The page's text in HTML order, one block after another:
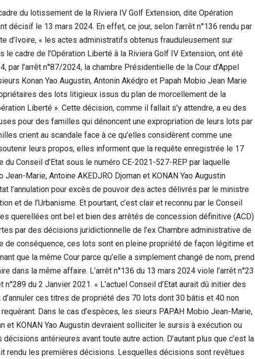
du lotissement de la Riviera IV Golf Extension, dite Opération
décisif le 13 mars 2024. En effet, ce jour, selon l’arrêt n°136 rendu par
d’Ivoire, « les actes administratifs obtenus frauduleusement sur
cadre de l’Opération Liberté à la Riviera Golf IV Extension, ont été
par l’arrêt n°87/2024, la chambre Présidentielle de la Cour d’Appel
Konan Yao Augustin, Antonin Akédjro et Papah Mobio Jean Marie
des lots litigieux issus du plan de morcellement de la
Liberté ». Cette décision, comme il fallait s’y attendre, a eu des
pour des familles qui dénoncent une expropriation de leurs lots par
crient au scandale face à ce qu’elles considèrent comme une
leurs propos, elles informent que la requête enregistrée le 17
du Conseil d’Etat sous le numéro CE-2021-527-REP par laquelle
Marie, Antoine AKEDJRO Djoman et KONAN Yao Augustin
l’annulation pour excès de pouvoir des actes délivrés par le ministre
et de l’Urbanisme. Et pourtant, c’est clair et reconnu par le Conseil
querellées ont bel et bien des arrêtés de concession définitive (ACD)
par des décisions juridictionnelle de l’ex Chambre administrative de
de conséquence, ces lots sont en pleine propriété de façon légitime et
que la même Cour parce qu’elle a simplement changé de nom, prend
dans la même affaire. L’arrêt n°136 du 13 mars 2024 viole l’arrêt n°23
n°289 du 2 Janvier 2021. « L’actuel Conseil d’Etat aurait dû initier des
ces titres de propriété des 70 lots dont 30 bâtis et 40 non
Dans le cas d’espèces, les sieurs PAPAH Mobio Jean-Marie,
et KONAN Yao Augustin devraient solliciter le sursis à exécution ou
antérieures avant toute autre action. D’autant plus que c’est la
rendu les premières décisions. Lesquelles décisions sont revêtues